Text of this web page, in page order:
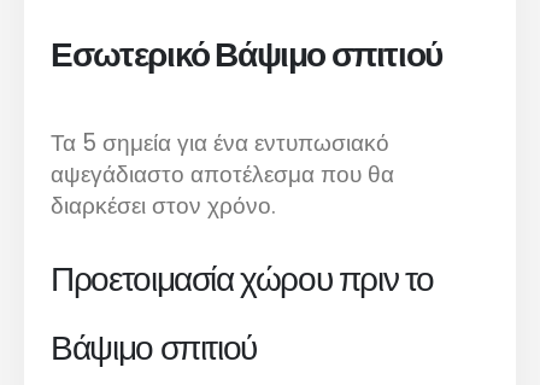
Εσωτερικό Βάψιμο σπιτιού
Τα 5 σημεία για ένα εντυπωσιακό
αψεγάδιαστο αποτέλεσμα που θα
διαρκέσει στον χρόνο.
Προετοιμασία χώρου πριν το
Βάψιμο σπιτιού